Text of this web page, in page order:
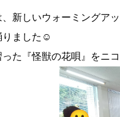
、新しいウォーミングア
りました☺️
た『怪獣の花唄』をニ